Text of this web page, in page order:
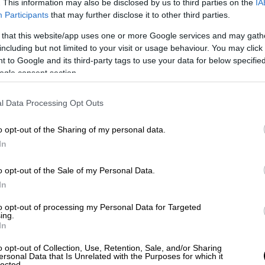
This information may also be disclosed by us to third parties on the
Participants that may further disclose it to other third parties.
that this website/app uses one or more Google services and may
but not limited to your visit or usage behaviour. You may
to Google and its third-party tags to use your data for below
consent section.
Data Processing Opt Outs
opt-out of the Sharing of my personal data.
opt-out of the Sale of my Personal Data.
opt-out of processing my Personal Data for Targeted
opt-out of Collection, Use, Retention, Sale, and/or Sharing
Data that Is Unrelated with the Purposes for which it
στις 14 Μαΐου, αποφασίζοντας για
από τρεις μήνες μετά τον σεισμό
από 50.000 ανθρώπους και
σε όλη τη
σοβαρής οικονομικής κρίσης και αυτό
διάβρωση υπό την
ψηφοφόρων φέτος και μια
και του κύριου υποψηφίου της
του εξακομματικού μπλοκ της Εθνικής